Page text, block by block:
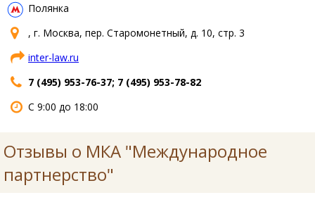
Полянка
, г. Москва, пер. Старомонетный, д. 10, стр. 3
inter-law.ru
7 (495) 953-76-37; 7 (495) 953-78-82
С 9:00 до 18:00
Отзывы о МКА "Международное
партнерство"